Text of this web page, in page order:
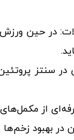
در حین
در سنتز
از
در بهبود